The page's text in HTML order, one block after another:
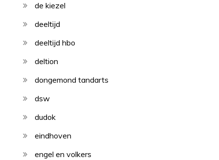
de kiezel
deeltijd
deeltijd hbo
deltion
dongemond tandarts
dsw
dudok
eindhoven
engel en volkers